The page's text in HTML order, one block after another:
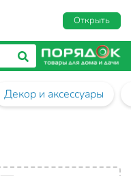
Открыть
Декор и аксессуары